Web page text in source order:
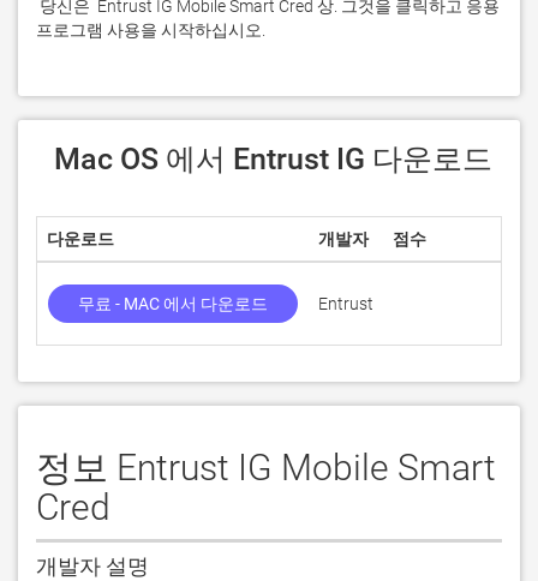
프로그램 사용을 시작하십시오.
Mac OS 에서 Entrust IG 다운로드
다운로드 개발자 점수
무료 - MAC 에서 다운로드 Entrust
정보 Entrust IG Mobile Smart
Cred
개발자 설명